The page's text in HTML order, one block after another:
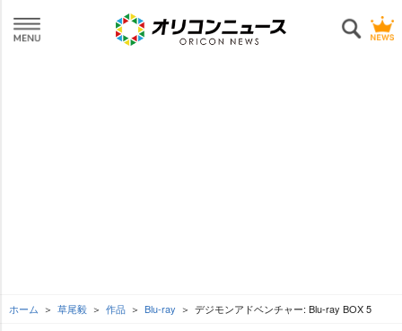
ホーム 草尾毅 作品 Blu-ray デジモンアドベンチャー: Blu-ray BOX 5